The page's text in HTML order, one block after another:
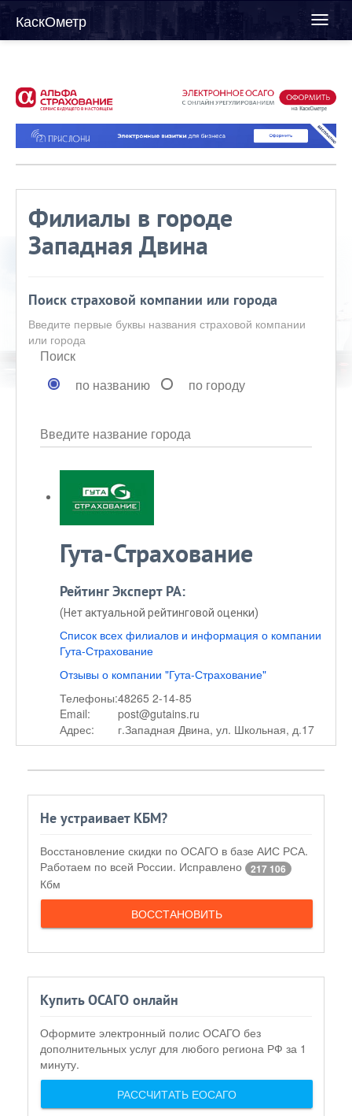
Toggle
КаскОметр
Филиалы в городе
Западная Двина
Поиск страховой компании или города
Введите первые буквы названия страховой компании
или города
Поиск
по названию
по городу
Введите название города
Гута-Страхование
Рейтинг Эксперт РА:
(Нет актуальной рейтинговой оценки)
Список всех филиалов и информация о компании
Гута-Страхование
Отзывы о компании "Гута-Страхование"
Телефоны:48265 2-14-85
Email:
post@gutains.ru
Адрес:
г.Западная Двина, ул. Школьная, д.17
Не устраивает КБМ?
Восстановление скидки по ОСАГО в базе АИС РСА.
Работаем по всей России. Исправлено
217 106
Кбм
ВОССТАНОВИТЬ
Купить ОСАГО онлайн
Оформите электронный полис ОСАГО без
дополнительных услуг для любого региона РФ за 1
минуту.
РАССЧИТАТЬ ЕОСАГО